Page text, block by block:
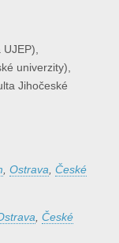
univerzity),
Jihočeské
, Ostrava, České
, České